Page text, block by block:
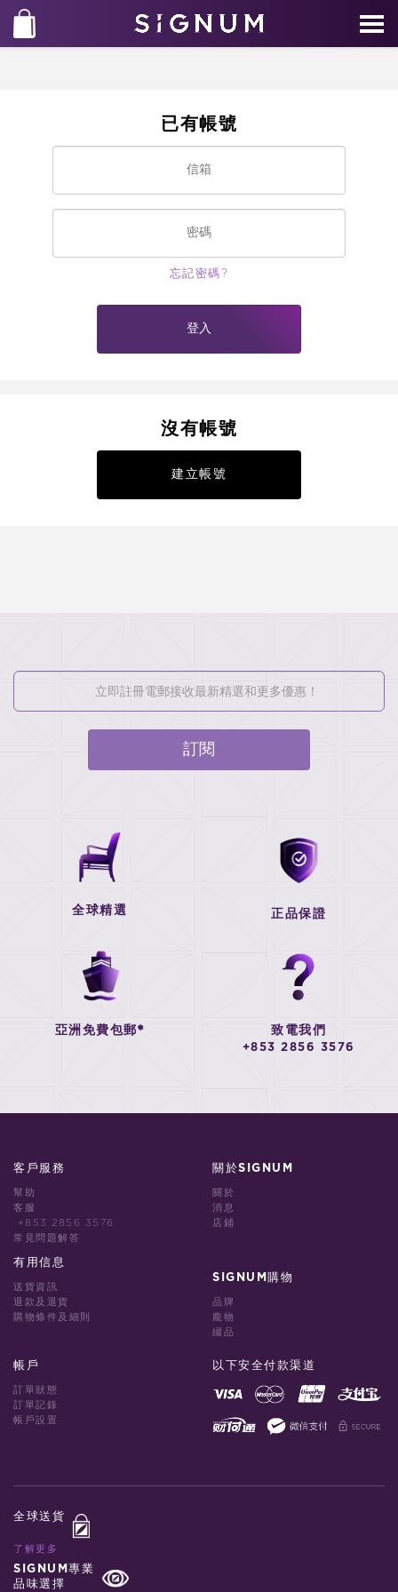
已有帳號
忘記密碼?
登入
沒有帳號
建立帳號
訂閱
全球精選 正品保證
亞洲免費包郵* 致電我們
+853 2856 3576
客戶服務
幫助
客服
+853 2856 3576
常見問題解答
有用信息
送貨資訊
退款及退貨
購物條件及細則
關於SIGNUM
關於
消息
店鋪
SIGNUM購物
品牌
龐物
綴品
帳戶
訂單狀態
訂單記錄
帳戶設置
以下安全付款渠道
全球送貨
了解更多
SIGNUM專業
品味選擇